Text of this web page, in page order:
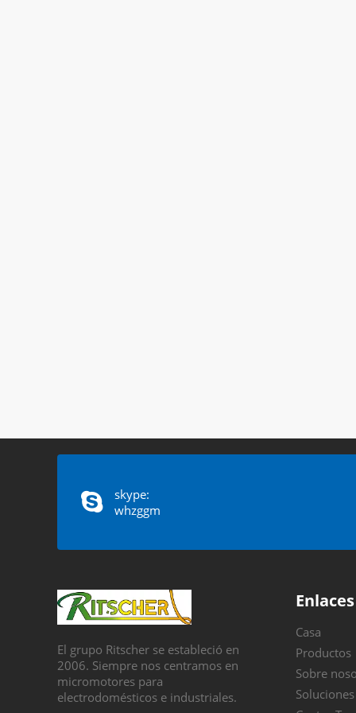
skype:
whzggm
El grupo Ritscher se estableció en
2006. Siempre nos centramos en
micromotores para
electrodomésticos e industriales.
Casa
Productos
Sobre
Soluciones